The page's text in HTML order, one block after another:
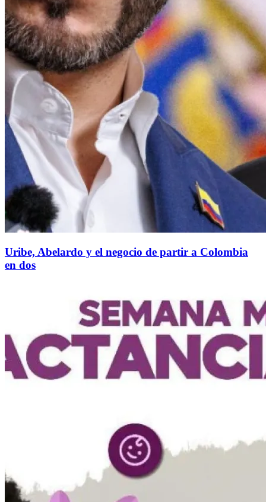
Uribe, Abelardo y el negocio de partir a Colombia
en dos